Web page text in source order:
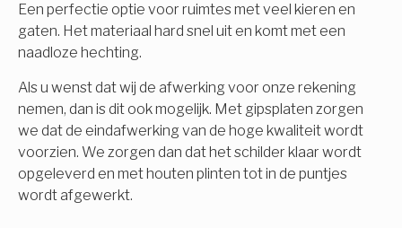
Een perfectie optie voor ruimtes met veel kieren en
gaten. Het materiaal hard snel uit en komt met een
naadloze hechting.
Als u wenst dat wij de afwerking voor onze rekening
nemen, dan is dit ook mogelijk. Met gipsplaten zorgen
we dat de eindafwerking van de hoge kwaliteit wordt
voorzien. We zorgen dan dat het schilder klaar wordt
opgeleverd en met houten plinten tot in de puntjes
wordt afgewerkt.